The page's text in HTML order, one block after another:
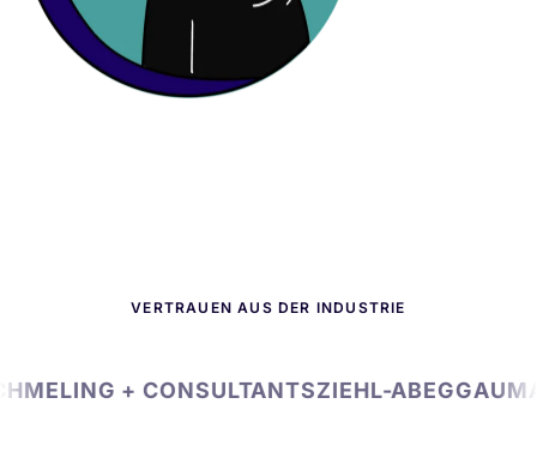
VERTRAUEN AUS DER INDUSTRIE
+ CONSULTANTSZIEHL-ABEGGAUMA